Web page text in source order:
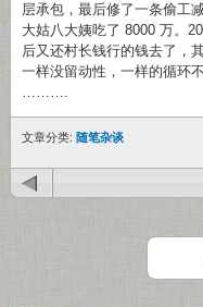
层承包，最后修了一条偷工
大姑八大姨吃了 8000 万。
后又还村长钱行的钱去了，
一样没留动性，一样的循环
……….
文章分类: 随笔杂谈